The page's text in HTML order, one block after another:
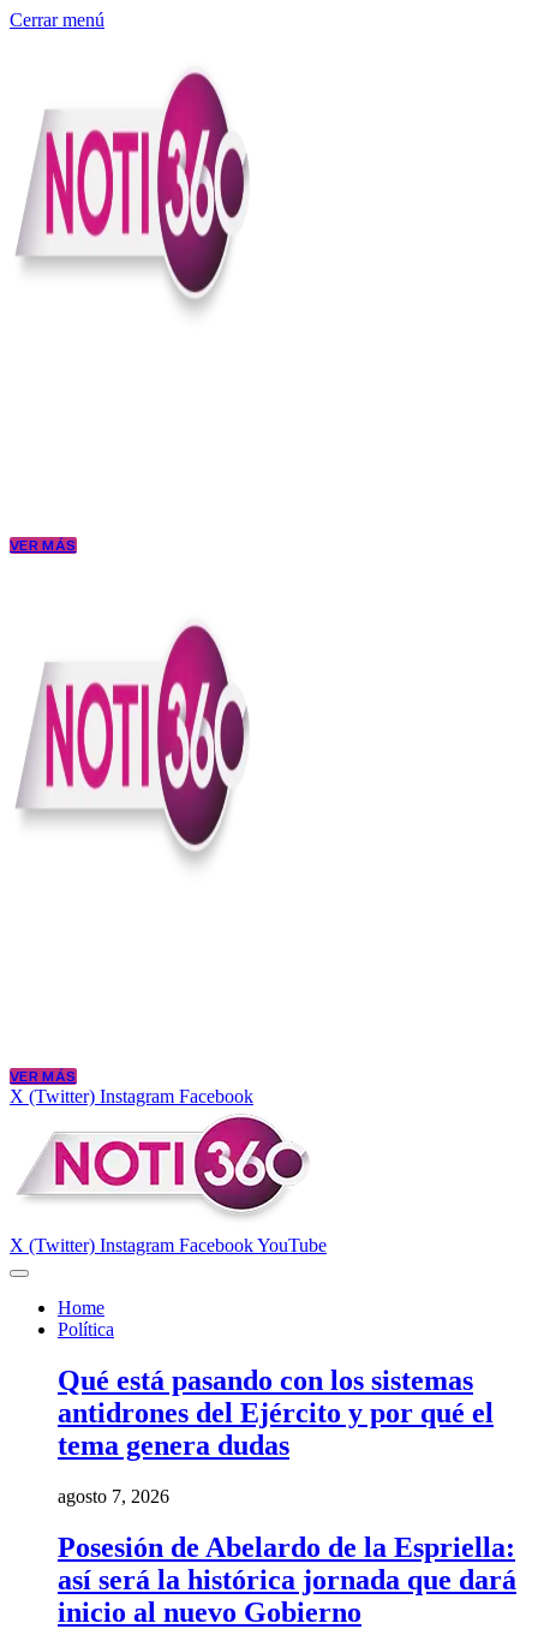
Cerrar menú
VER MÁS
VER MÁS
X (Twitter) Instagram Facebook
X (Twitter) Instagram FacebookYouTube
Home
Política
Qué está pasando con los sistemas
antidrones del Ejército y por qué el
tema genera dudas
agosto 7, 2026
Posesión de Abelardo de la Espriella:
así será la histórica jornada que dará
inicio al nuevo Gobierno